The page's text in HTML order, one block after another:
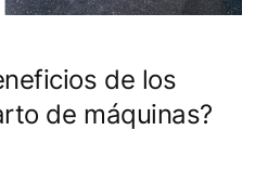
de los
de máquinas?